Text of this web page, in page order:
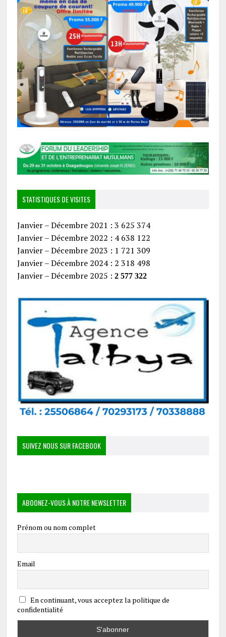
STATISTIQUES DE VISITES
Janvier – Décembre 2021 : 3 625 374
Janvier – Décembre 2022 : 4 638 122
Janvier – Décembre 2023 : 1 721 309
Janvier – Décembre 2024 : 2 318 498
Janvier – Décembre 2025 : 2 577 322
SUIVEZ NOUS SUR FACEBOOK
ABOONEZ-VOUS À NOTRE NEWSLETTER
Prénom ou nom complet
Email
En continuant, vous acceptez la politique de
confidentialité